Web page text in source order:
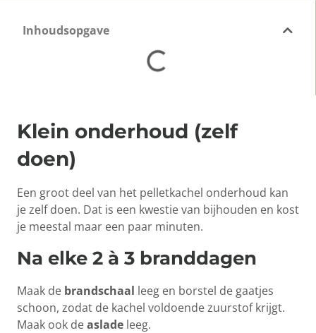
Inhoudsopgave
Klein onderhoud (zelf
doen)
Een groot deel van het pelletkachel onderhoud kan
je zelf doen. Dat is een kwestie van bijhouden en kost
je meestal maar een paar minuten.
Na elke 2 à 3 branddagen
Maak de brandschaal leeg en borstel de gaatjes
schoon, zodat de kachel voldoende zuurstof krijgt.
Maak ook deaslade leeg.